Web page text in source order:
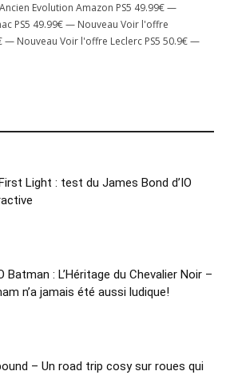
Evolution Amazon PS5 49.99€ —
PS5 49.99€ — Nouveau Voir l'offre
— Nouveau Voir l'offre Leclerc PS5 50.9€ —
Light : test du James Bond d’IO
Batman : L’Héritage du Chevalier Noir –
n’a jamais été aussi ludique!
– Un road trip cosy sur roues qui